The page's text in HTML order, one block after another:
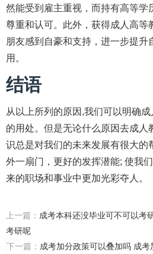
然能受到雇主重视，而持有高等学
尊重和认可。此外，获得成人高等
朋友感到自豪和支持，进一步提升
用。
结语
从以上所列的原因,我们可以明确
的用处。但是无论什么原因去成人
识总是对我们的未来发展有很大的
外一扇门，更好的发挥潜能; 使我
来的职场和事业中更加光彩夺人。
上一篇： 成考本科还没毕业可不可以考
考研呢
下一篇： 成考加分政策可以叠加吗 成考